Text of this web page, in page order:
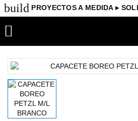
build PROYECTOS A MEDIDA ▸
